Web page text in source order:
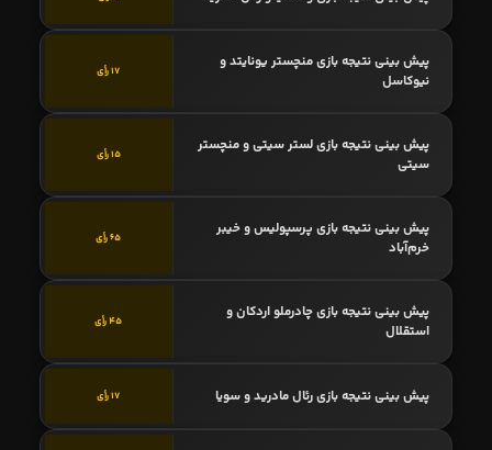
پیش بینی نتیجه بازی منچستر یونایتد و
نیوکاسل
17 رأی
پیش بینی نتیجه بازی لستر سیتی و منچستر
سیتی
15 رأی
پیش بینی نتیجه بازی پرسپولیس و خیبر
خرم‌آباد
65 رأی
پیش بینی نتیجه بازی چادرملو اردکان و
استقلال
45 رأی
پیش بینی نتیجه بازی رئال مادرید و سویا 17 رأی